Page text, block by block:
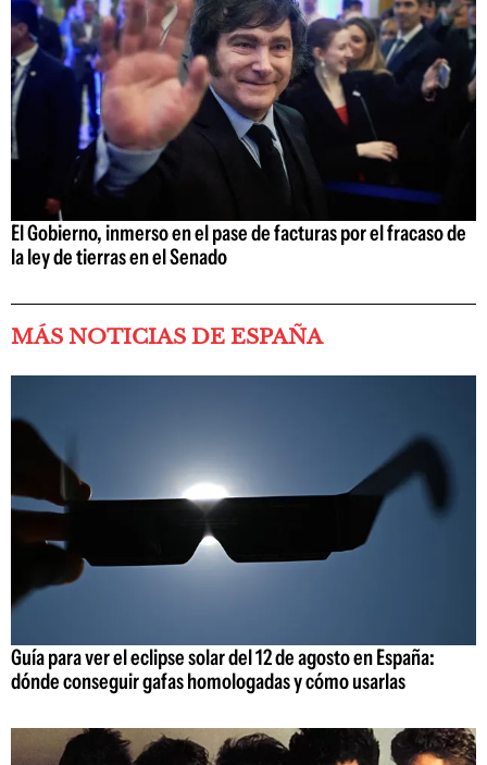
El Gobierno, inmerso en el pase de facturas por el fracaso de
la ley de tierras en el Senado
MÁS NOTICIAS DE ESPAÑA
Guía para ver el eclipse solar del 12 de agosto en España:
dónde conseguir gafas homologadas y cómo usarlas